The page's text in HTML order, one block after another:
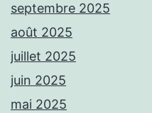
septembre 2025
août 2025
juillet 2025
juin 2025
mai 2025